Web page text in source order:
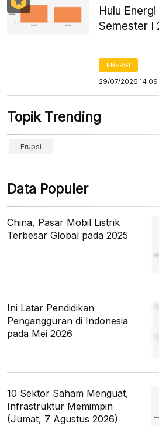
Hulu
Semester I
ENERGI
29/07/2026 14:09
Topik Trending
Erupsi
Data Populer
China, Pasar Mobil Listrik
Terbesar Global pada 2025
Ini Latar Pendidikan
Pengangguran di Indonesia
pada Mei 2026
10 Sektor Saham Menguat,
Infrastruktur Memimpin
(Jumat, 7 Agustus 2026)